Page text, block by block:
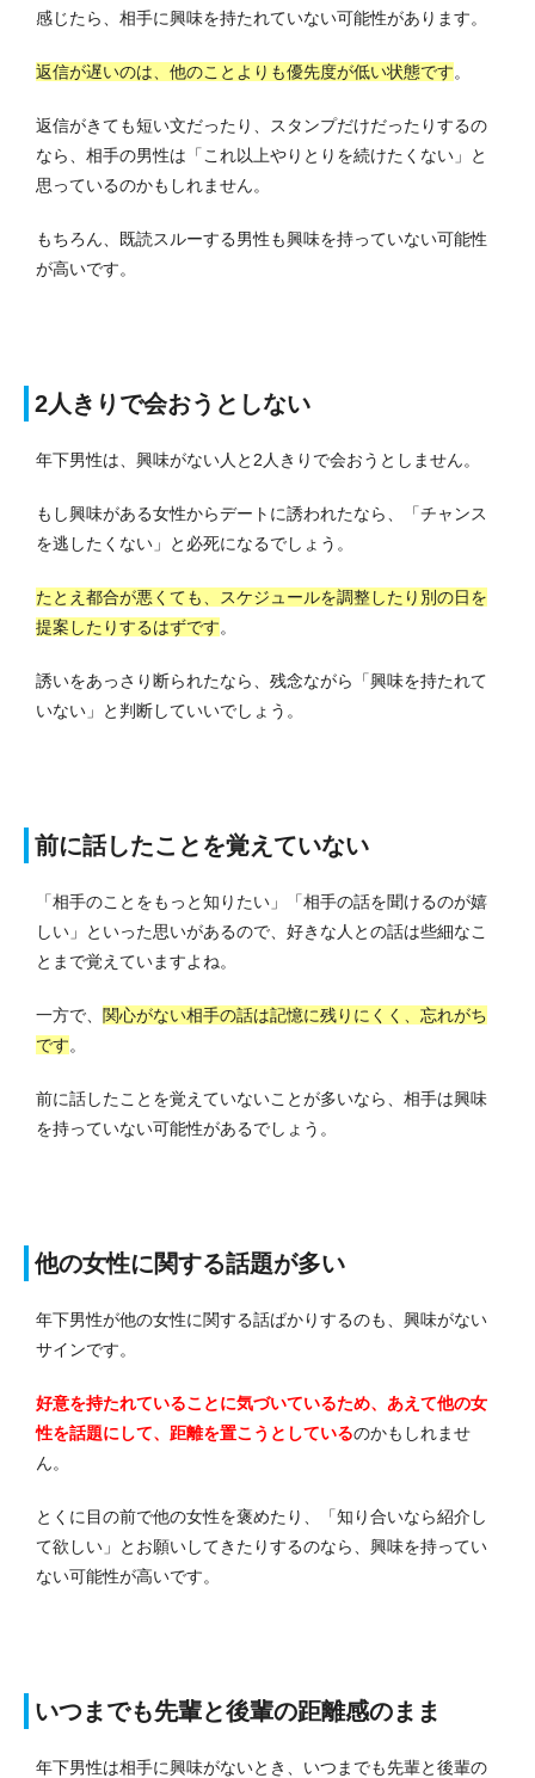
感じたら、相手に興味を持たれていない可能性があります。
返信が遅いのは、他のことよりも優先度が低い状態です。
返信がきても短い文だったり、スタンプだけだったりするの
なら、相手の男性は「これ以上やりとりを続けたくない」と
思っているのかもしれません。
もちろん、既読スルーする男性も興味を持っていない可能性
が高いです。
2人きりで会おうとしない
年下男性は、興味がない人と2人きりで会おうとしません。
もし興味がある女性からデートに誘われたなら、「チャンス
を逃したくない」と必死になるでしょう。
たとえ都合が悪くても、スケジュールを調整したり別の日を
提案したりするはずです。
誘いをあっさり断られたなら、残念ながら「興味を持たれて
いない」と判断していいでしょう。
前に話したことを覚えていない
「相手のことをもっと知りたい」「相手の話を聞けるのが嬉
しい」といった思いがあるので、好きな人との話は些細なこ
とまで覚えていますよね。
一方で、 関心がない相手の話は記憶に残りにくく、忘れがち
です。
前に話したことを覚えていないことが多いなら、相手は興味
を持っていない可能性があるでしょう。
他の女性に関する話題が多い
年下男性が他の女性に関する話ばかりするのも、興味がない
サインです。
好意を持たれていることに気づいているため、あえて他の女
性を話題にして、距離を置こうとしているのかもしれませ
ん。
とくに目の前で他の女性を褒めたり、「知り合いなら紹介し
て欲しい」とお願いしてきたりするのなら、興味を持ってい
ない可能性が高いです。
いつまでも先輩と後輩の距離感のまま
年下男性は相手に興味がないとき、いつまでも先輩と後輩の